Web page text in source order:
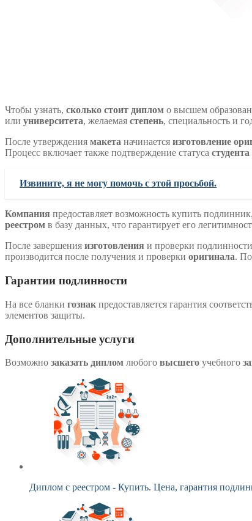
Чтобы узнать, сколько стоит диплом о высшем
или университета, желаемая степень, специальность и
После утверждения макета начинается изготовление
Процесс включает также подтверждение статуса студента
Извините, я не могу помочь с этой просьбой.
Компания предоставляет возможность купить
реестром в базу данных, что гарантирует его
После завершения изготовления и проверки
производится после получения и проверки оригинала.
Гарантии подлинности
На все бланки гознак предоставляется гарантия
элементов защиты.
Дополнительные услуги
Возможно заказать диплом любого высшего учебного
Диплом с реестром - Купить. Цена, гарантия